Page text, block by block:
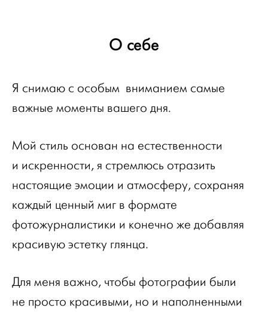
О себе
Я снимаю с особым вниманием самые
важные моменты вашего дня.
Мой стиль основан на естественности
и искренности, я стремлюсь отразить
настоящие эмоции и атмосферу, сохраняя
каждый ценный миг в формате
фотожурналистики и конечно же добавляя
красивую эстетку глянца.
Для меня важно, чтобы фотографии были
не просто красивыми, но и наполненными